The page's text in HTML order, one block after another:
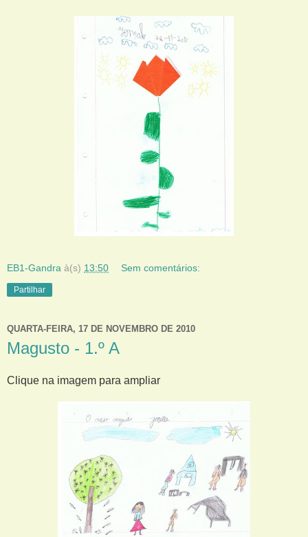
EB1-Gandra à(s) 13:50 Sem comentários:
Partilhar
QUARTA-FEIRA, 17 DE NOVEMBRO DE 2010
Magusto - 1.º A
Clique na imagem para ampliar